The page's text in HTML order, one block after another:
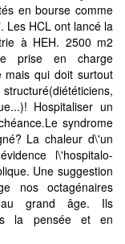
en bourse comme
Les HCL ont lancé la
à HEH. 2500 m2
prise en charge
mais qui doit surtout
Hospitaliser un
syndrome
La chaleur d\'un
l\'hospitalo-
Une suggestion
nos octagénaires
au grand âge. Ils
la pensée et en